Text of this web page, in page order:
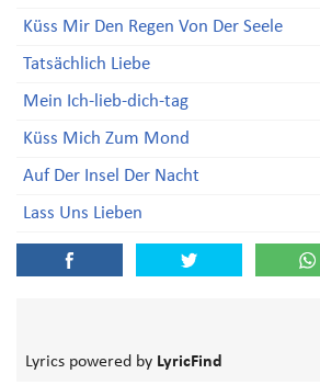
Küss Mir Den Regen Von Der Seele
Tatsächlich Liebe
Mein Ich-lieb-dich-tag
Küss Mich Zum Mond
Auf Der Insel Der Nacht
Lass Uns Lieben
Lyrics powered by LyricFind